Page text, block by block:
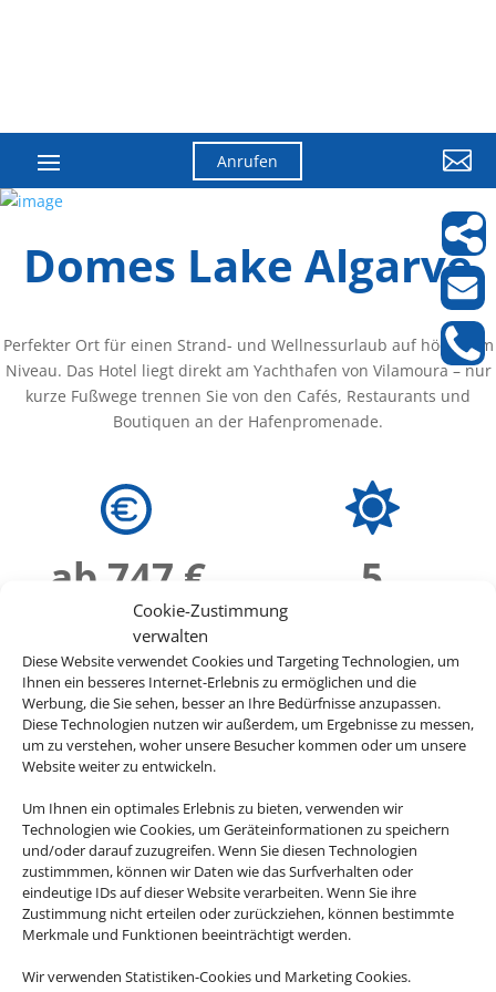
Cookie-Zustimmung
verwalten
Diese Website verwendet Cookies und Targeting Technologien, um
Ihnen ein besseres Internet-Erlebnis zu ermöglichen und die
Werbung, die Sie sehen, besser an Ihre Bedürfnisse anzupassen.
Diese Technologien nutzen wir außerdem, um Ergebnisse zu messen,
um zu verstehen, woher unsere Besucher kommen oder um unsere
Website weiter zu entwickeln.
Um Ihnen ein optimales Erlebnis zu bieten, verwenden wir
Technologien wie Cookies, um Geräteinformationen zu speichern
und/oder darauf zuzugreifen. Wenn Sie diesen Technologien
zustimmmen, können wir Daten wie das Surfverhalten oder
eindeutige IDs auf dieser Website verarbeiten. Wenn Sie ihre
Zustimmung nicht erteilen oder zurückziehen, können bestimmte
Merkmale und Funktionen beeinträchtigt werden.
Wir verwenden Statistiken-Cookies und Marketing Cookies.
Anrufen 
Domes Lake Algarve
Perfekter Ort für einen Strand- und Wellnessurlaub auf höchstem
Niveau. Das Hotel liegt direkt am Yachthafen von Vilamoura – nur
kurze Fußwege trennen Sie von den Cafés, Restaurants und
Boutiquen an der Hafenpromenade.
ab 747 € 5